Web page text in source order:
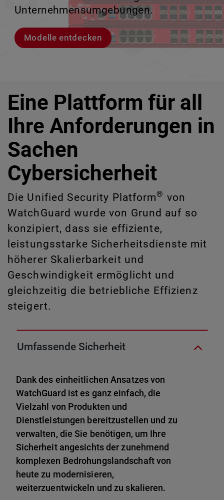
Unternehmensumgebungen.
Modelle entdecken
IT-Risiken zu identifizieren, die manuell
schwer erkennbar sind.
CloudDR entdecken
zu verlieren.
Lernen Sie Rai kennen
ermöglicht.
Lernen Sie WatchGuard EDR kennen
Eine Plattform für all
Ihre Anforderungen in
Sachen
Cybersicherheit
Die Unified Security Platform® von
WatchGuard wurde von Grund auf so
konzipiert, dass sie effiziente,
leistungsstarke Sicherheitsdienste mit
höherer Skalierbarkeit und
Geschwindigkeit ermöglicht und
gleichzeitig die betriebliche Effizienz
steigert.
Umfassende Sicherheit
Dank des einheitlichen Ansatzes von
WatchGuard ist es ganz einfach, die
Vielzahl von Produkten und
Dienstleistungen bereitzustellen und zu
verwalten, die Sie benötigen, um Ihre
Sicherheit angesichts der zunehmend
komplexen Bedrohungslandschaft von
heute zu modernisieren,
weiterzuentwickeln und zu skalieren.